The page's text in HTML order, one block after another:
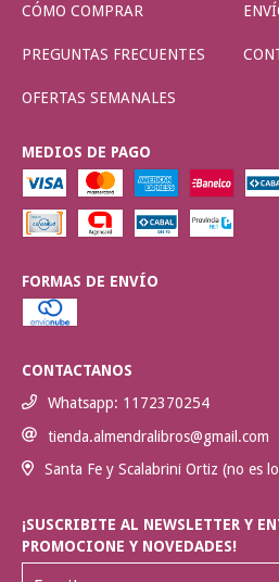
CÓMO COMPRAR
PREGUNTAS FRECUENTES
OFERTAS SEMANALES
MEDIOS DE PAGO
FORMAS DE ENVÍO
CONTACTANOS
Whatsapp: 1172370254
tienda.almendralibros@gmail.com
Santa Fe y Scalabrini Ortiz (no es
¡SUSCRIBITE AL NEWSLETTER Y
PROMOCIONE Y NOVEDADES!